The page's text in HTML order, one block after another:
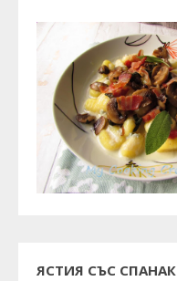
ЯСТИЯ СЪС СПАНАК